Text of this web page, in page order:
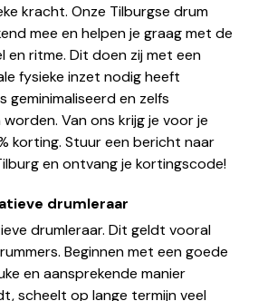
kracht. Onze Tilburgse drum
mee en helpen je graag met de
en ritme. Dit doen zij met een
fysieke inzet nodig heeft
geminimaliseerd en zelfs
Van ons krijg je voor je
korting. Stuur een bericht naar
en ontvang je kortingscode!
drumleraar
drumleraar. Dit geldt vooral
Beginnen met een goede
en aansprekende manier
scheelt op lange termijn veel